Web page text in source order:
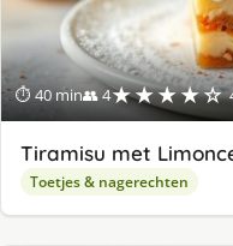
⏱ 40 min👥 4★★★★☆
Tiramisu met
Toetjes & nagerechten